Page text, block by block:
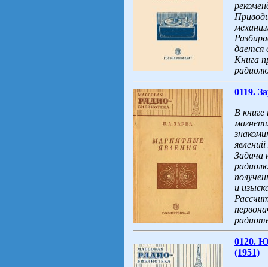
дается
Книга
0119.
В книге
Задача
и
0120.
(1951)